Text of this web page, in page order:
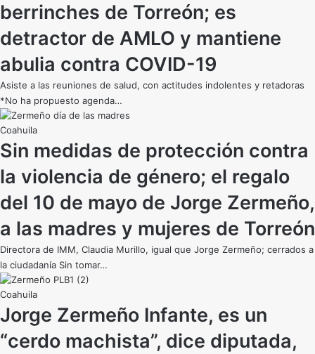
berrinches de Torreón; es
detractor de AMLO y mantiene
abulia contra COVID-19
Asiste a las reuniones de salud, con actitudes indolentes y retadoras
*No ha propuesto agenda…
Coahuila
Sin medidas de protección contra
la violencia de género; el regalo
del 10 de mayo de Jorge Zermeño,
a las madres y mujeres de Torreón
Directora de IMM, Claudia Murillo, igual que Jorge Zermeño; cerrados a
la ciudadanía Sin tomar…
Coahuila
Jorge Zermeño Infante, es un
“cerdo machista”, dice diputada,